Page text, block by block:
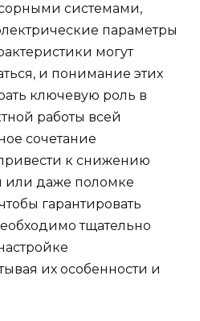
системами,
параметры
могут
и понимание этих
ключевую роль в
работы всей
сочетание
к снижению
или даже поломке
гарантировать
тщательно
их особенности и